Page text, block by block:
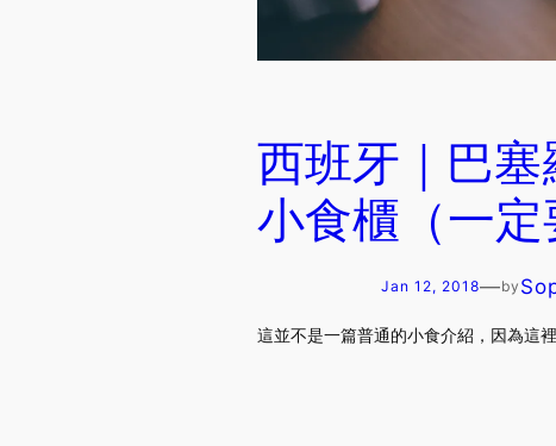
西班牙｜巴
小食櫃（一定
Jan 12, 2018—by
這並不是一篇普通的小食介紹，因為這